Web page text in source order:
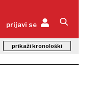
prijavi se
prikaži kronološki